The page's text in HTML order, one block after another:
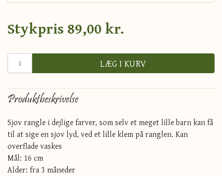
Stykpris 89,00 kr.
LÆG I KURV
Produktbeskrivelse
Sjov rangle i dejlige farver, som selv et meget lille barn kan få
til at sige en sjov lyd, ved et lille klem på ranglen. Kan
overflade vaskes
Mål: 16 cm
Alder: fra 3 måneder